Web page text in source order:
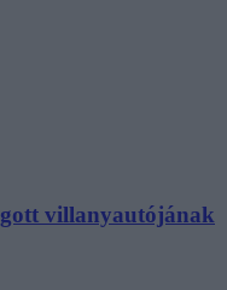
villanyautójának